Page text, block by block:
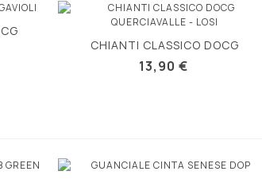
Vue rapide
CHIANTI CLASSICO DOCG
QUERCIAVALLE
13,90 €